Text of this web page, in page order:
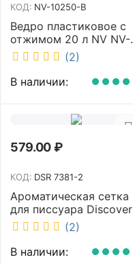
КОД: NV-10250-B
Ведро пластиковое с
отжимом 20 л NV NV-
10250-B
(2)
В наличии:
579.00₽
КОД: DSR 7381-2
Ароматическая сетка
для писсуара Discover
аромат Queen DSR
7381-2
(2)
В наличии: